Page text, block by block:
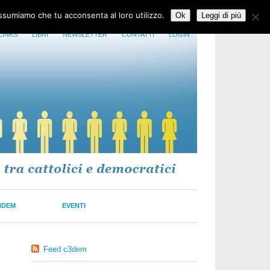
LIBRI NEWSLETTER CONTATTI LOGIN
EVENTI
Feed c3dem
che tu acconsenta al loro utilizzo. Ok Leggi di più